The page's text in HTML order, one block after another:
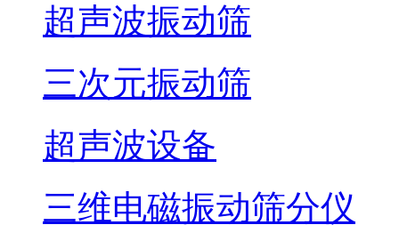
超声波振动筛
三次元振动筛
超声波设备
三维电磁振动筛分仪